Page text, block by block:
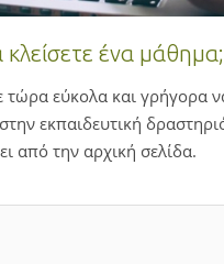
ένα μάθημα;
τώρα εύκολα και γρήγορα
εκπαιδευτική
από την αρχική σελίδα.